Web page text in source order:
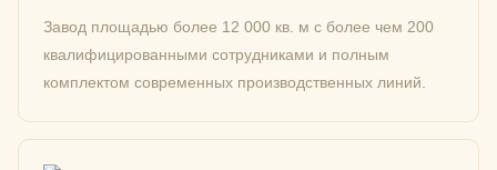
Завод площадью более 12 000 кв. м с более чем 200
квалифицированными сотрудниками и полным
комплектом современных производственных линий.